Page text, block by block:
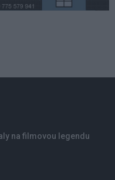
na filmovou legendu